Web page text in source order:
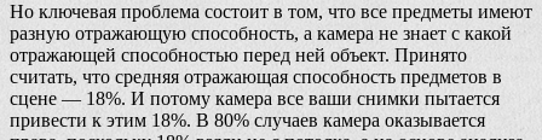
Но ключевая проблема состоит в том, что все предметы имеют
разную отражающую способность, а камера не знает с какой
отражающей способностью перед ней объект. Принято
считать, что средняя отражающая способность предметов в
сцене — 18%. И потому камера все ваши снимки пытается
привести к этим 18%. В 80% случаев камера оказывается